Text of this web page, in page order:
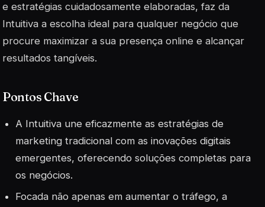
e estratégias cuidadosamente elaboradas, faz da
Intuitiva a escolha ideal para qualquer negócio que
procure maximizar a sua presença online e alcançar
resultados tangíveis.
Pontos Chave
A Intuitiva une eficazmente as estratégias de
marketing tradicional com as inovações digitais
emergentes, oferecendo soluções completas para
os negócios.
Focada não apenas em aumentar o tráfego, a